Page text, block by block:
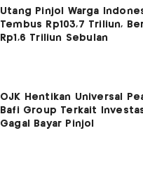
Utang Pinjol Warga
Tembus Rp103,7 Triliun,
Rp1,6 Triliun Sebulan
OJK Hentikan Universal
Bafi Group Terkait
Gagal Bayar Pinjol